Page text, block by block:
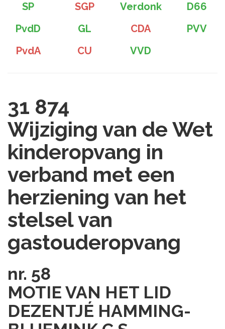
SP SGP Verdonk
D66
PvdD
GL CDA
PVV
PvdA
CU VVD
31 874
Wijziging van de Wet
kinderopvang in
verband met een
herziening van het
stelsel van
gastouderopvang
nr. 58
MOTIE VAN HET LID
DEZENTJÉ HAMMING-